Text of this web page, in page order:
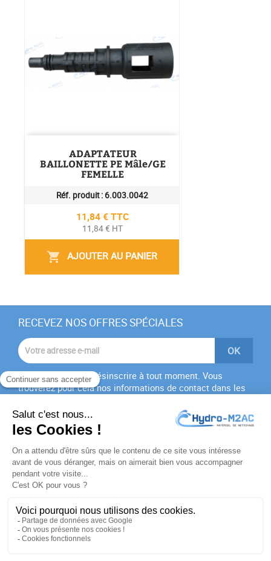
ADAPTATEUR
BAILLONETTE PE Mâle/GE
FEMELLE
Réf. produit :6.003.0042
Prix
11,84 € TTC
11,84 € HT
shopping_cart AJOUTER AU PANIER
RECEVEZ NOS OFFRES SPÉCIALES
Vous pouvez vous désinscrire à tout moment. Vous
trouverez pour cela nos informations de contact dans les
J'accepte lesconditions générales
politique de
confidentialité
PRODUITS
NOTRE SOCIÉTÉ
VOTRE COMPTE